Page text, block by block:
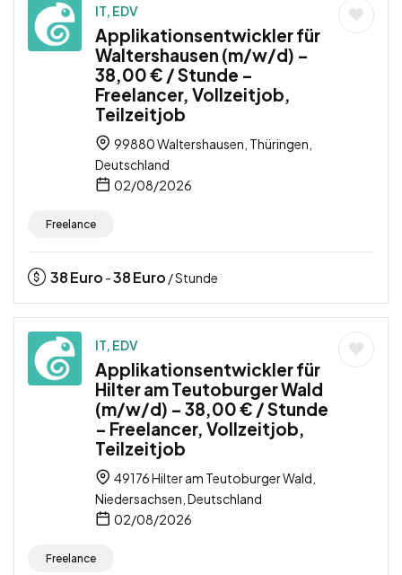
IT, EDV
Applikationsentwickler für
Waltershausen (m/w/d) –
38,00 € / Stunde –
Freelancer, Vollzeitjob,
Teilzeitjob
99880 Waltershausen, Thüringen,
Deutschland
02/08/2026
Freelance
38Euro -38Euro / Stunde
IT, EDV
Applikationsentwickler für
Hilter am Teutoburger Wald
(m/w/d) – 38,00 € / Stunde
– Freelancer, Vollzeitjob,
Teilzeitjob
49176 Hilter am Teutoburger Wald,
Niedersachsen, Deutschland
02/08/2026
Freelance